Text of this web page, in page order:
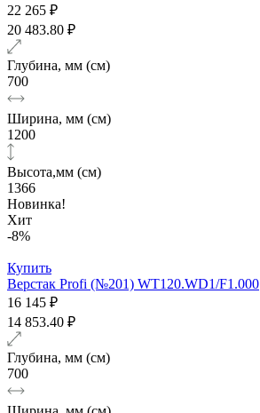
22 265 ₽
20 483.80 ₽
Глубина, мм (см)
700
Ширина, мм (см)
1200
Высота,мм (см)
1366
Новинка!
Хит
-8%
Купить
Верстак Profi (№201) WT120.WD1/F1.000
16 145 ₽
14 853.40 ₽
Глубина, мм (см)
700